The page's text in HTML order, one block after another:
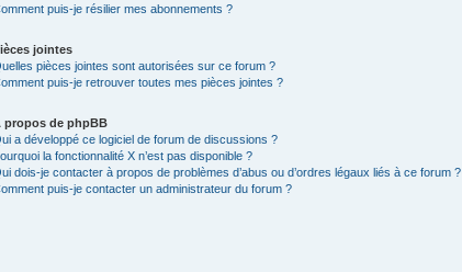
puis-je résilier mes abonnements ?
jointes
pièces jointes sont autorisées sur ce forum ?
puis-je retrouver toutes mes pièces jointes ?
propos de phpBB
a développé ce logiciel de forum de discussions ?
la fonctionnalité X n’est pas disponible ?
dois-je contacter à propos de problèmes d’abus ou d’ordres légaux liés à ce forum ?
puis-je contacter un administrateur du forum ?